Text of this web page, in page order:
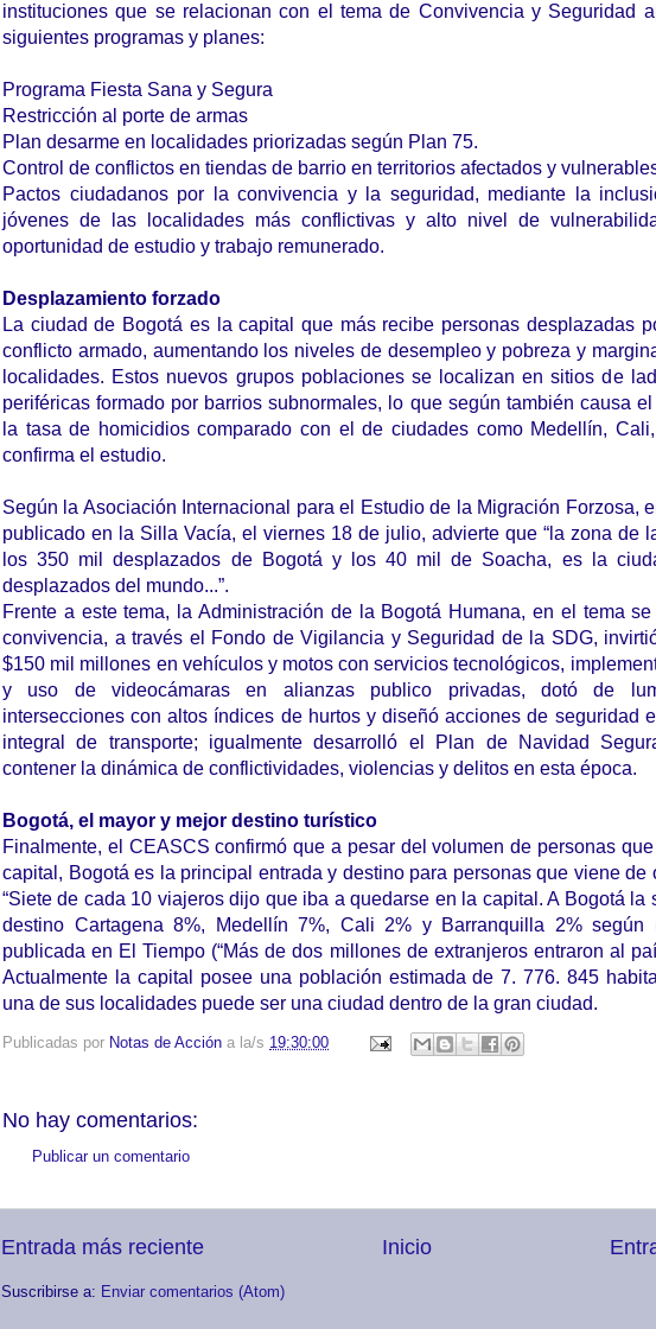
instituciones que se relacionan con el tema de Convivencia y Seguridad
siguientes programas y planes:
Programa Fiesta Sana y Segura
Restricción al porte de armas
Plan desarme en localidades priorizadas según Plan 75.
Control de conflictos en tiendas de barrio en territorios afectados y
Pactos ciudadanos por la convivencia y la seguridad, mediante la
jóvenes de las localidades más conflictivas y alto nivel de
oportunidad de estudio y trabajo remunerado.
Desplazamiento forzado
La ciudad de Bogotá es la capital que más recibe personas desplazadas
conflicto armado, aumentando los niveles de desempleo y pobreza y
localidades. Estos nuevos grupos poblaciones se localizan en sitios de
periféricas formado por barrios subnormales, lo que según también causa
la tasa de homicidios comparado con el de ciudades como Medellín,
confirma el estudio.
Según la Asociación Internacional para el Estudio de la Migración Forzosa,
publicado en la Silla Vacía, el viernes 18 de julio, advierte que “la zona de
los 350 mil desplazados de Bogotá y los 40 mil de Soacha, es la
desplazados del mundo...”.
Frente a este tema, la Administración de la Bogotá Humana, en el tema
convivencia, a través el Fondo de Vigilancia y Seguridad de la SDG,
$150 mil millones en vehículos y motos con servicios tecnológicos,
y uso de videocámaras en alianzas publico privadas, dotó de
intersecciones con altos índices de hurtos y diseñó acciones de seguridad
integral de transporte; igualmente desarrolló el Plan de Navidad
contener la dinámica de conflictividades, violencias y delitos en esta época.
Bogotá, el mayor y mejor destino turístico
Finalmente, el CEASCS confirmó que a pesar del volumen de personas
capital, Bogotá es la principal entrada y destino para personas que viene de
“Siete de cada 10 viajeros dijo que iba a quedarse en la capital. A Bogotá la
destino Cartagena 8%, Medellín 7%, Cali 2% y Barranquilla 2% según
publicada en El Tiempo (“Más de dos millones de extranjeros entraron al
Actualmente la capital posee una población estimada de 7. 776. 845
una de sus localidades puede ser una ciudad dentro de la gran ciudad.
Publicadas por Notas de Acción a la/s 19:30:00
No hay comentarios:
Publicar un comentario
Entrada más reciente Inicio
Suscribirse a: Enviar comentarios (Atom)